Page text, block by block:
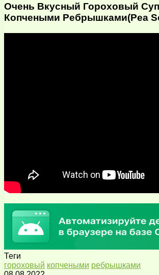
Очень Вкусный Гороховый
Копчеными Ребрышками(Pea
Теги
гороховый копчеными ребрышками